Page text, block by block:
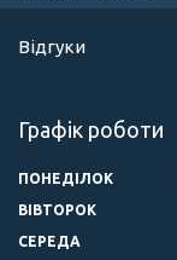
Відгуки
Графік роботи
ПОНЕДІЛОК
ВІВТОРОК
СЕРЕДА